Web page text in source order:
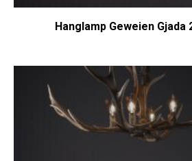
Hanglamp Geweien Gjada